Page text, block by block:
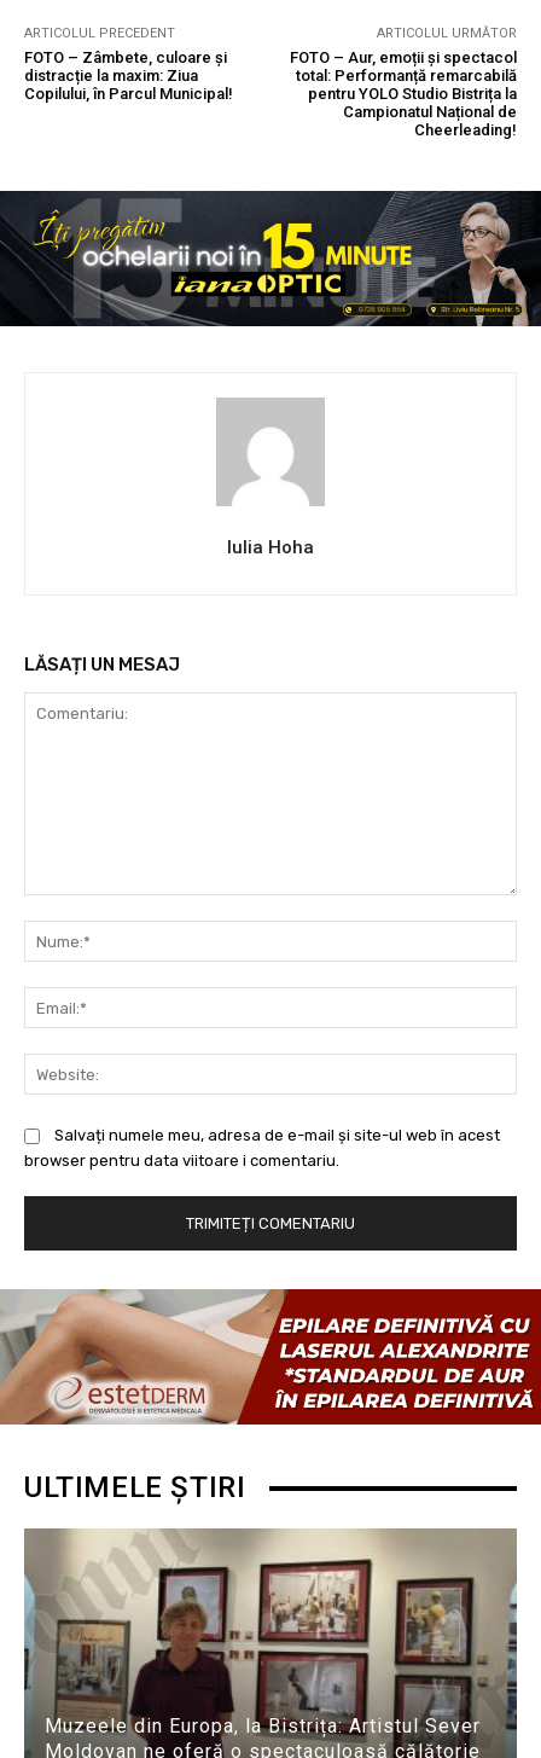
ARTICOLUL PRECEDENT
FOTO – Zâmbete, culoare și
distracție la maxim: Ziua
Copilului, în Parcul Municipal!
ARTICOLUL URMĂTOR
FOTO – Aur, emoții și spectacol
total: Performanță remarcabilă
pentru YOLO Studio Bistrița la
Campionatul Național de
Cheerleading!
Iulia Hoha
LĂSAȚI UN MESAJ
Salvați numele meu, adresa de e-mail și site-ul web în acest
browser pentru data viitoare i comentariu.
ULTIMELE ȘTIRI
Muzeele din Europa, la Bistrița: Artistul Sever
Moldovan ne oferă o spectaculoasă călătorie